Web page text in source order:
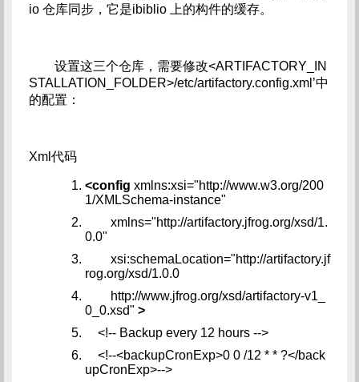
io 仓库同步，它是ibiblio 上的构件的缓存。
设置这三个仓库，需要修改<ARTIFACTORY_IN
STALLATION_FOLDER>/etc/artifactory.config.xml’中
的配置：
Xml代码
<config xmlns:xsi="http://www.w3.org/200
1/XMLSchema-instance"
xmlns="http://artifactory.jfrog.org/xsd/1.
0.0"
xsi:schemaLocation="http://artifactory.jf
rog.org/xsd/1.0.0
http://www.jfrog.org/xsd/artifactory-v1_
0_0.xsd" >
<!-- Backup every 12 hours -->
<!--<backupCronExp>0 0 /12 * * ?</back
upCronExp>-->